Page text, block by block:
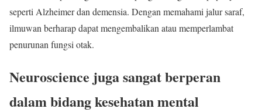
seperti Alzheimer dan demensia. Dengan memahami jalur saraf,
ilmuwan berharap dapat mengembalikan atau memperlambat
penurunan fungsi otak.
Neuroscience juga sangat berperan
dalam bidang kesehatan mental